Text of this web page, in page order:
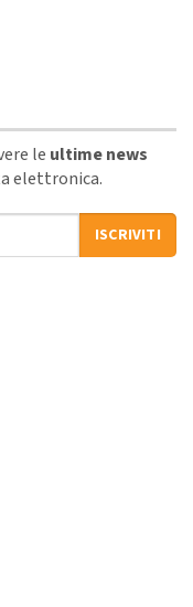
le ultime news
elettronica.
ISCRIVITI